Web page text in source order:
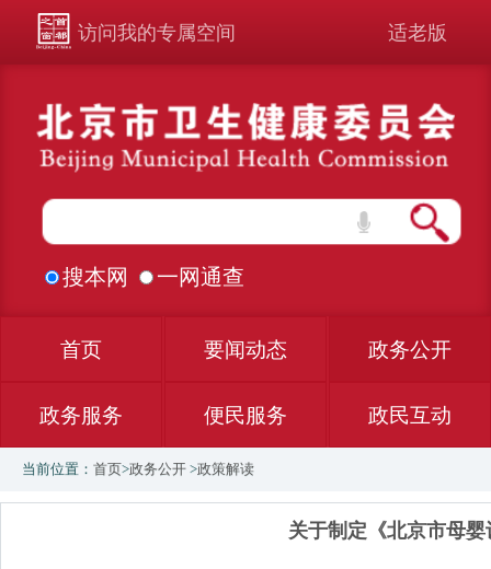
访问我的专属空间 适老版
搜本网 一网通查
首页 要闻动态 政务公开
政务服务 便民服务 政民互动
当前位置： 首页>政务公开 >政策解读
关于制定《北京市母